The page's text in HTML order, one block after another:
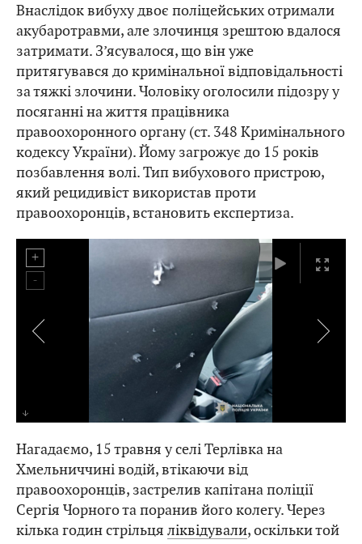
Внаслідок вибуху двоє поліцейських отримали
акубаротравми, але злочинця зрештою вдалося
затримати. З’ясувалося, що він уже
притягувався до кримінальної відповідальності
за тяжкі злочини. Чоловіку оголосили підозру у
посяганні на життя працівника
правоохоронного органу (ст. 348 Кримінального
кодексу України). Йому загрожує до 15 років
позбавлення волі. Тип вибухового пристрою,
який рецидивіст використав проти
правоохоронців, встановить експертиза.
Нагадаємо, 15 травня у селі Терлівка на
Хмельниччині водій, втікаючи від
правоохоронців, застрелив капітана поліції
Сергія Чорного та поранив його колегу. Через
кілька годин стрільця ліквідували, оскільки той